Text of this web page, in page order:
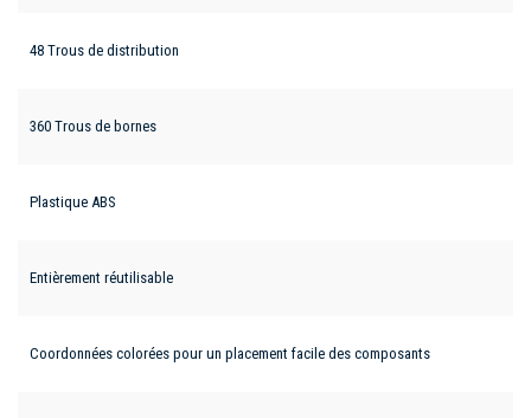
48 Trous de distribution
360 Trous de bornes
Plastique ABS
Entièrement réutilisable
Coordonnées colorées pour un placement facile des composants